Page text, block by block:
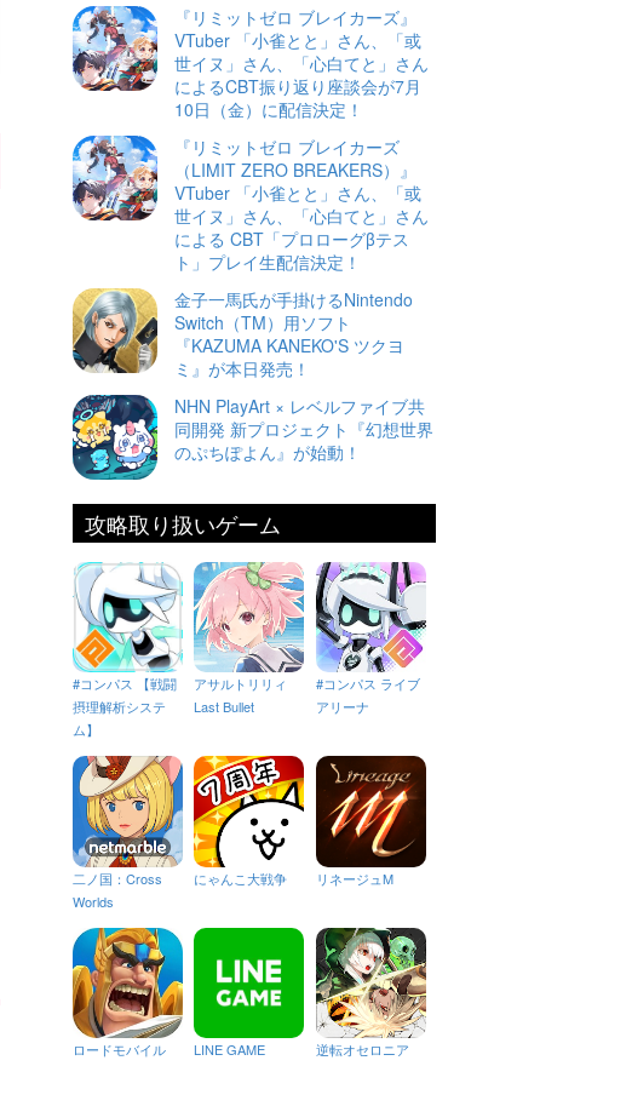
『リミットゼロ ブレイカーズ』
VTuber 「小雀とと」さん、「或
世イヌ」さん、「心白てと」さん
によるCBT振り返り座談会が7月
10日（金）に配信決定！
『リミットゼロ ブレイカーズ
（LIMIT ZERO BREAKERS）』
VTuber 「小雀とと」さん、「或
世イヌ」さん、「心白てと」さん
による CBT「プロローグβテス
ト」プレイ生配信決定！
金子一馬氏が手掛けるNintendo
Switch（TM）用ソフト
『KAZUMA KANEKO'S ツクヨ
ミ』が本日発売！
NHN PlayArt × レベルファイブ共
同開発 新プロジェクト『幻想世界
のぷちぽよん』が始動！
攻略取り扱いゲーム
#コンパス 【戦闘
摂理解析システ
ム】
アサルトリリィ
Last Bullet
#コンパス ライブ
アリーナ
二ノ国：Cross
Worlds
にゃんこ大戦争 リネージュM
ロードモバイル LINE GAME 逆転オセロニア